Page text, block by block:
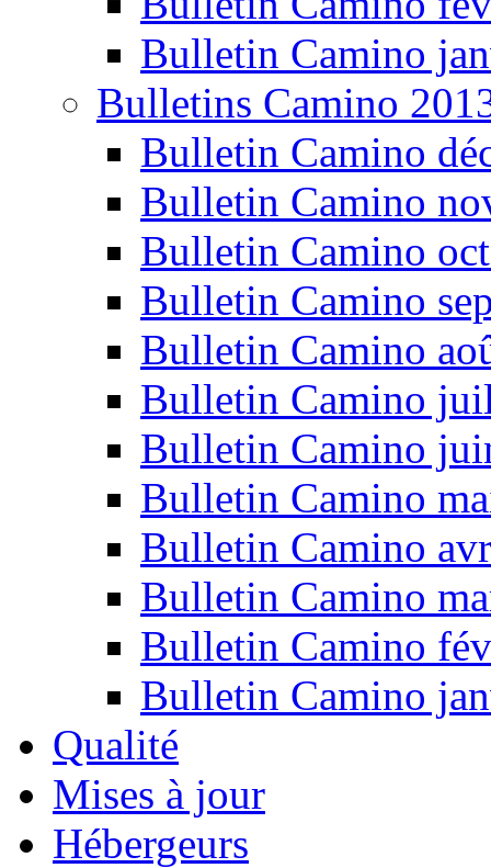
Bulletin Camino
Bulletins Camino
Bulletin Camino
Bulletin Camino
Bulletin Camino
Bulletin Camino
Bulletin Camino
Bulletin Camino
Bulletin Camino
Bulletin Camino
Bulletin Camino
Bulletin Camino
Bulletin Camino
Bulletin Camino
Qualité
Mises à jour
Hébergeurs